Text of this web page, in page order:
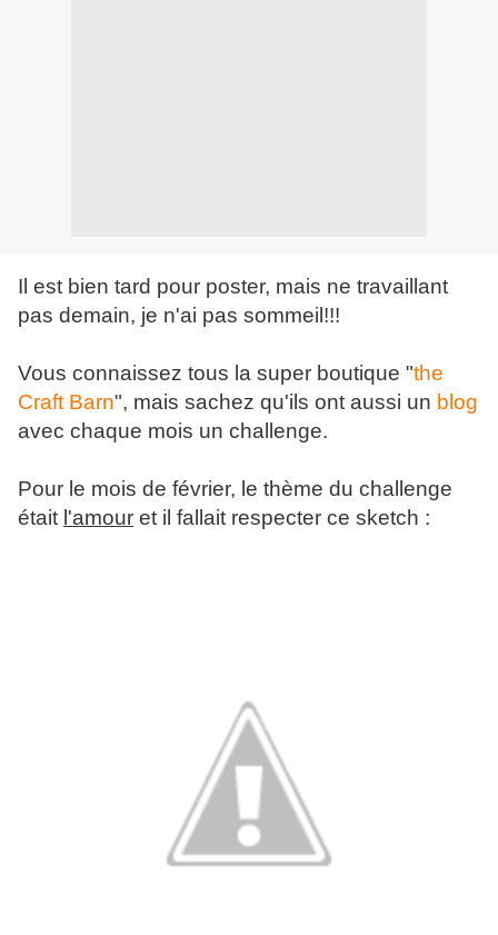
Il est bien tard pour poster, mais ne travaillant
pas demain, je n'ai pas sommeil!!!
Vous connaissez tous la super boutique "the
Craft Barn", mais sachez qu'ils ont aussi un blog
avec chaque mois un challenge.
Pour le mois de février, le thème du challenge
était l'amour et il fallait respecter ce sketch :